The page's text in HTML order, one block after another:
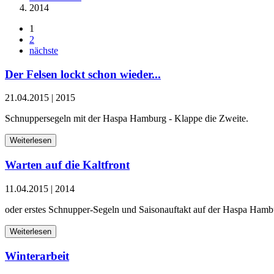
2014
1
2
nächste
Der Felsen lockt schon wieder...
21.04.2015 | 2015
Schnuppersegeln mit der Haspa Hamburg - Klappe die Zweite.
Weiterlesen
Warten auf die Kaltfront
11.04.2015 | 2014
oder erstes Schnupper-Segeln und Saisonauftakt auf der Haspa
Weiterlesen
Winterarbeit